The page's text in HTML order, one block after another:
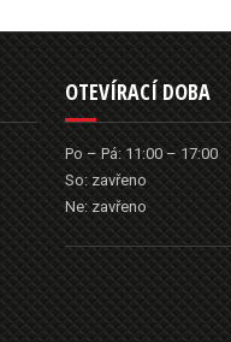
OTEVÍRACÍ DOBA
Po – Pá: 11:00 – 17:00
So: zavřeno
Ne: zavřeno